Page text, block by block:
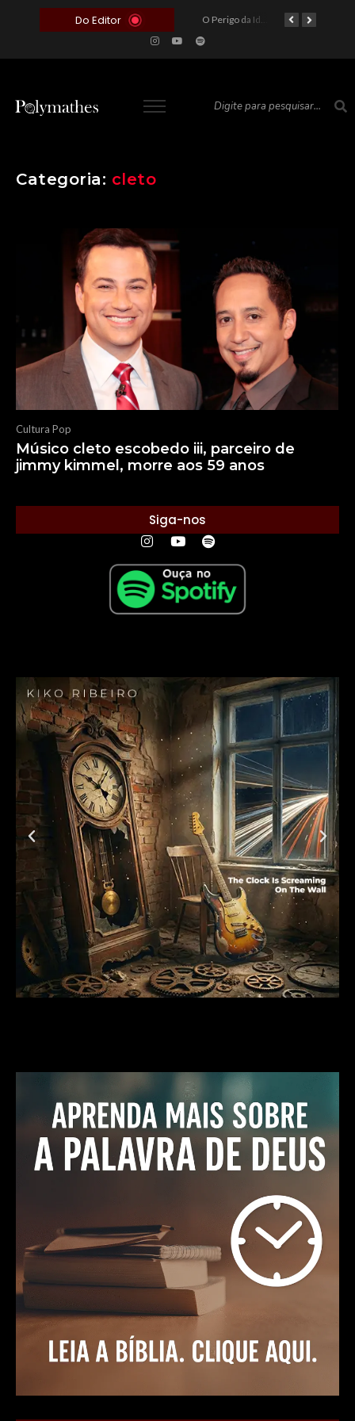
Do Editor
O Voto como Moeda: Clientelismo e o Analfabetismo Funcional Político no Brasil O Perigo da Ideologia Desenfreada na Justiça: Quando a Pauta Política Substitui a Pena Criminal
Categoria: cleto
Cultura Pop
Músico cleto escobedo iii, parceiro de
jimmy kimmel, morre aos 59 anos
Siga-nos